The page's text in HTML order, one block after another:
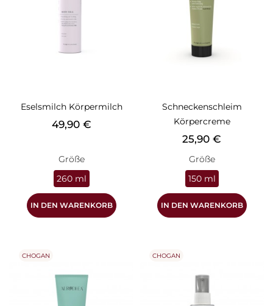
Eselsmilch Körpermilch
Preis
49,90 €
Größe
260 ml
IN DEN WARENKORB
Schneckenschleim
Körpercreme
Preis
25,90 €
Größe
150 ml
IN DEN WARENKORB
CHOGAN CHOGAN